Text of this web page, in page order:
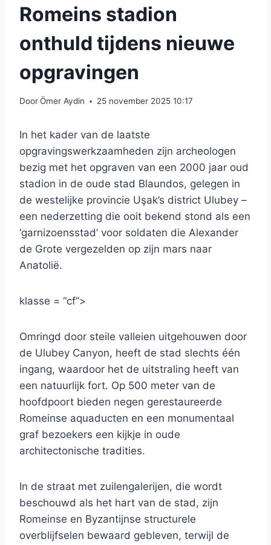
Romeins stadion
onthuld tijdens nieuwe
opgravingen
DoorÖmer Aydin 25 november 2025 10:17
In het kader van de laatste
opgravingswerkzaamheden zijn archeologen
bezig met het opgraven van een 2000 jaar oud
stadion in de oude stad Blaundos, gelegen in
de westelijke provincie Uşak’s district Ulubey –
een nederzetting die ooit bekend stond als een
‘garnizoensstad’ voor soldaten die Alexander
de Grote vergezelden op zijn mars naar
Anatolië.
klasse = “cf”>
Omringd door steile valleien uitgehouwen door
de Ulubey Canyon, heeft de stad slechts één
ingang, waardoor het de uitstraling heeft van
een natuurlijk fort. Op 500 meter van de
hoofdpoort bieden negen gerestaureerde
Romeinse aquaducten en een monumentaal
graf bezoekers een kijkje in oude
architectonische tradities.
In de straat met zuilengalerijen, die wordt
beschouwd als het hart van de stad, zijn
Romeinse en Byzantijnse structurele
overblijfselen bewaard gebleven, terwijl de